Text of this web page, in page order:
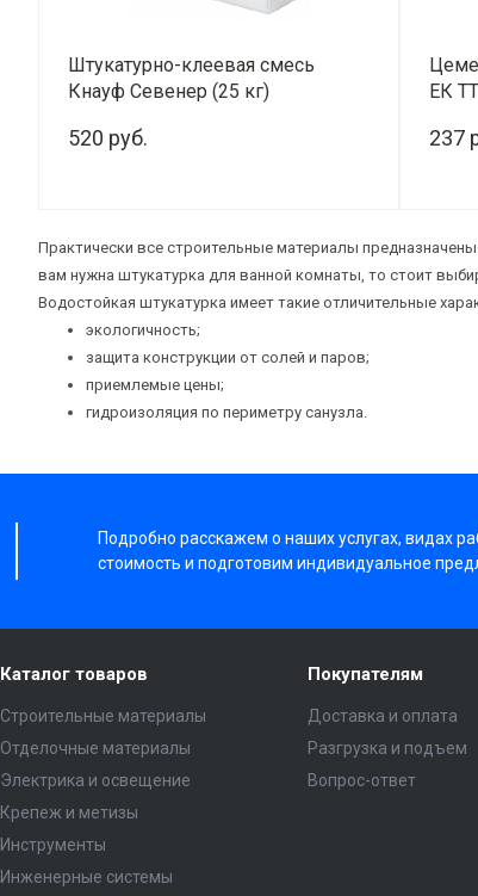
Штукатурно-клеевая смесь
Кнауф Севенер (25 кг)
520 руб.
ЕК
237
Практически все строительные материалы
вам нужна штукатурка для ванной комнаты, то стоит
Водостойкая штукатурка имеет такие отличительные
экологичность;
защита конструкции от солей и паров;
приемлемые цены;
гидроизоляция по периметру санузла.
Подробно расскажем о наших услугах, видах
стоимость и подготовим индивидуальное
Каталог товаров
Строительные материалы
Отделочные материалы
Электрика и освещение
Крепеж и метизы
Инструменты
Инженерные системы
Покупателям
Доставка и оплата
Разгрузка и подъем
Вопрос-ответ